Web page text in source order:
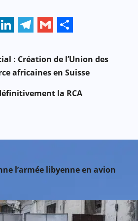
: Création de l’Union des
africaines en Suisse
la RCA
l’armée libyenne en avion